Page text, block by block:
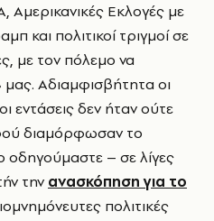
Αμερικανικές Εκλογές με
και πολιτικοί τριγμοί σε
με τον πόλεμο να
μας. Αδιαμφισβήτητα οι
εντάσεις δεν ήταν ούτε
διαμόρφωσαν το
οδηγούμαστε – σε λίγες
την ανασκόπηση για το
πολιτικές